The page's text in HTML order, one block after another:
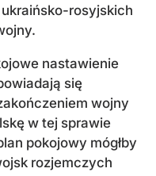
rosyjskich
nastawienie
się
wojny
w tej sprawie
pokojowy mógłby
rozjemczych